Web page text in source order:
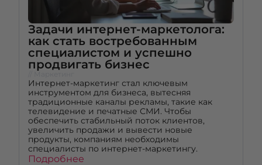
Задачи интернет-маркетолога:
как стать востребованным
специалистом и успешно
продвигать бизнес
Интернет-маркетинг стал ключевым
инструментом для бизнеса, вытесняя
традиционные каналы рекламы, такие как
телевидение и печатные СМИ. Чтобы
обеспечить стабильный поток клиентов,
увеличить продажи и вывести новые
продукты, компаниям необходимы
специалисты по интернет-маркетингу.
Подробнее